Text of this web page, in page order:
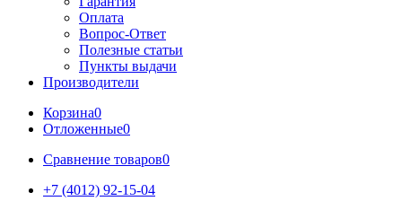
Оплата
Вопрос-Ответ
Полезные статьи
Пункты выдачи
Производители
Корзина0
Отложенные0
Сравнение товаров0
+7 (4012) 92-15-04